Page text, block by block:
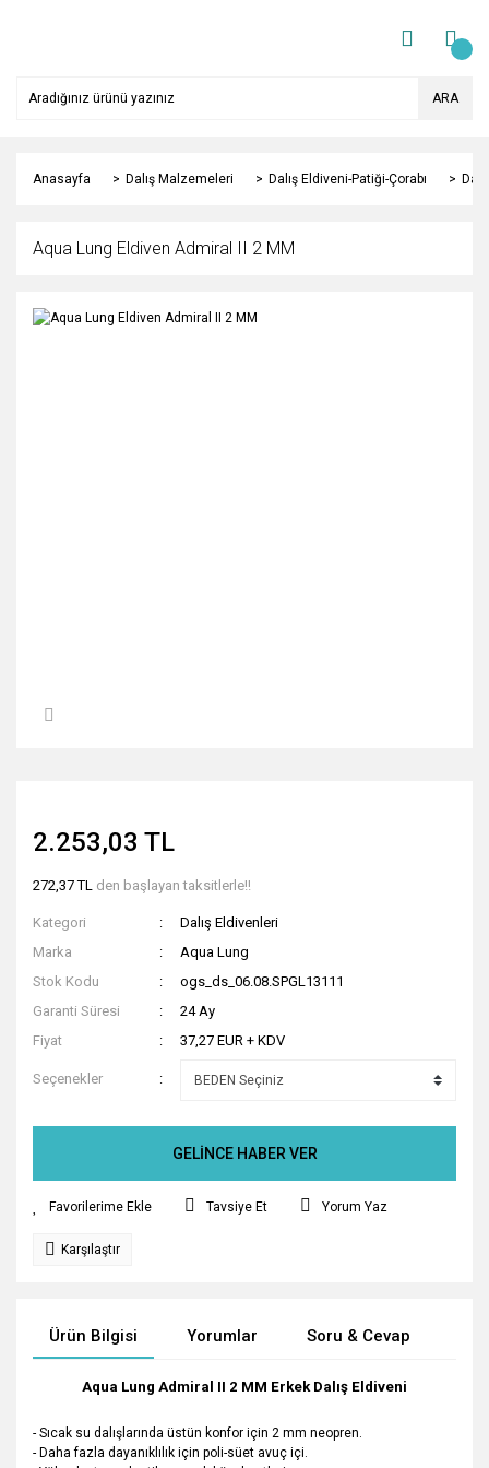
ARA
Anasayfa Dalış Malzemeleri Dalış Eldiveni-Patiği-Çorabı
Aqua Lung Eldiven Admiral II 2 MM
2.253,03 TL
272,37 TL den başlayan taksitlerle!!
Kategori
Dalış Eldivenleri
Marka
Aqua Lung
Stok Kodu
ogs_ds_06.08.SPGL13111
Garanti Süresi
24 Ay
Fiyat
37,27 EUR + KDV
Seçenekler
GELİNCE HABER VER
Tavsiye Et Yorum Yaz
Karşılaştır
Ürün Bilgisi Yorumlar Soru & Cevap
Aqua Lung Admiral II 2 MM Erkek Dalış Eldiveni
- Sıcak su dalışlarında üstün konfor için 2 mm neopren.
- Daha fazla dayanıklılık için poli-süet avuç içi.